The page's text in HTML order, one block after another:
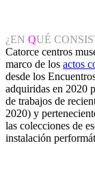
¿EN QUÉ
Catorce centros
marco de los actos
desde los
adquiridas en 2020
de trabajos de
2020) y
las colecciones de
instalación